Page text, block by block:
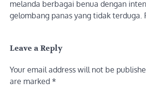
melanda berbagai benua dengan
gelombang panas yang tidak terduga.
Leave a Reply
Your email address will not be
are marked *